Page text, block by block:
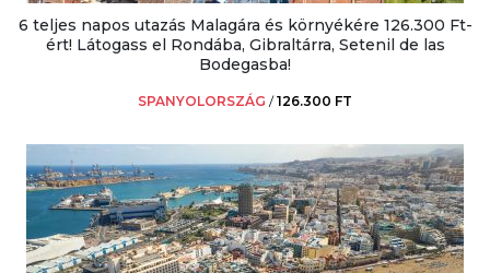
6 teljes napos utazás Malagára és környékére 126.300 Ft-
ért! Látogass el Rondába, Gibraltárra, Setenil de las
Bodegasba!
SPANYOLORSZÁG /126.300 FT